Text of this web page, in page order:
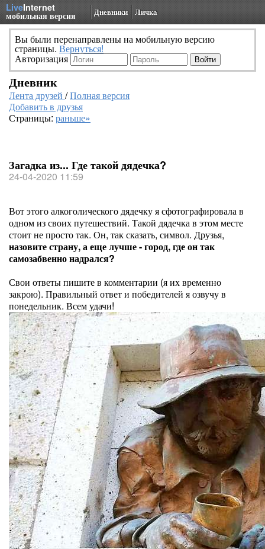
LiveInternet
мобильная версия Дневники Личка
Вы были перенаправлены на мобильную версию
страницы. Вернуться!
Авторизация
Дневник
Лента друзей /Полная версия
Добавить в друзья
Страницы: раньше»
Загадка из... Где такой дядечка?
24-04-2020 11:59
Вот этого алкоголического дядечку я сфотографировала в
одном из своих путешествий. Такой дядечка в этом месте
стоит не просто так. Он, так сказать, символ. Друзья,
назовите страну, а еще лучше - город, где он так
самозабвенно надрался?
Свои ответы пишите в комментарии (я их временно
закрою). Правильный ответ и победителей я озвучу в
понедельник. Всем удачи!